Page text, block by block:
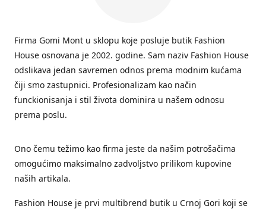
Firma Gomi Mont u sklopu koje posluje butik Fashion
House osnovana je 2002. godine. Sam naziv Fashion House
odslikava jedan savremen odnos prema modnim kućama
čiji smo zastupnici. Profesionalizam kao način
funckionisanja i stil života dominira u našem odnosu
prema poslu.
Ono čemu težimo kao firma jeste da našim potrošačima
omogućimo maksimalno zadvoljstvo prilikom kupovine
naših artikala.
Fashion House je prvi multibrend butik u Crnoj Gori koji se